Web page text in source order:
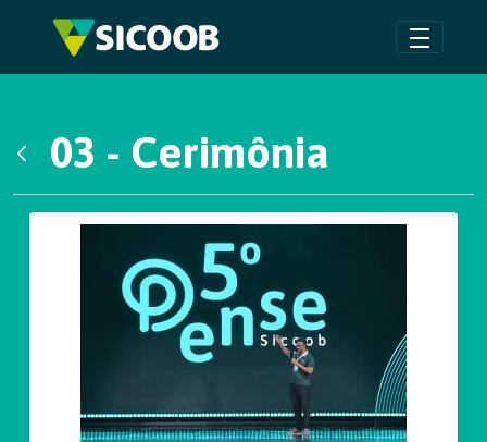
Pular para o Conteúdo principal
03 - Cerimônia
Galeria de Mídias